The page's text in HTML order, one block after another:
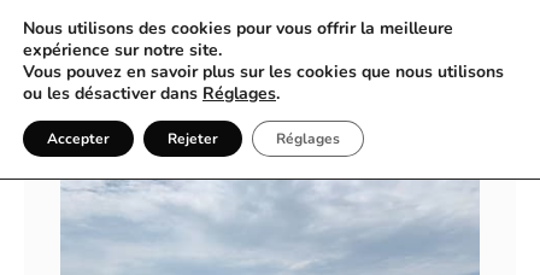
Un Service Premium Avec
CAPRI VTC NICE
Nous utilisons des cookies pour vous offrir la meilleure
expérience sur notre site.
Vous pouvez en savoir plus sur les cookies que nous utilisons
ou les désactiver dans Réglages.
Accepter Rejeter Réglages